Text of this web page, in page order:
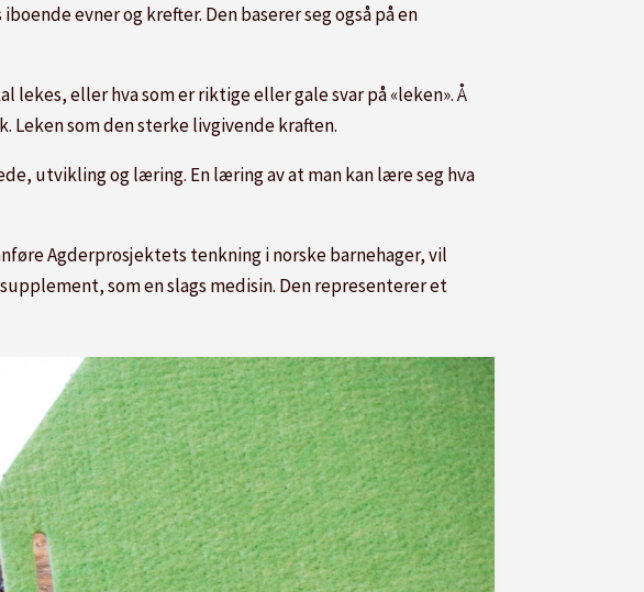
evner og krefter. Den baserer seg også på en
eller hva som er riktige eller gale svar på «leken». Å
som den sterke livgivende kraften.
utvikling og læring. En læring av at man kan lære seg hva
Agderprosjektets tenkning i norske barnehager, vil
som en slags medisin. Den representerer et